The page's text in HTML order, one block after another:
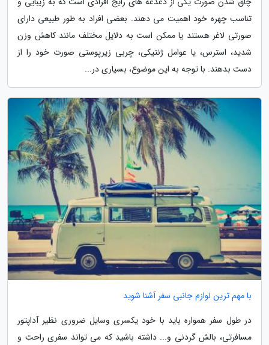
تناسب چهره خود اهمیت می دهند. بعضی افراد به طور طبیعی دارای
صورتی لاغر هستند یا ممکن است به دلایل مختلف مانند کاهش وزن
شدید، استرس، یا عوامل ژنتیکی، چربی زیرپوستی صورت خود را از
دست بدهند. با توجه به این موضوع، بسیاری در...
با مهم ترین لوازم جانبی سفر آشنا شوید
در طول سفر همواره باید با خود یکسری وسایل ضروری نظیر آداپتور
مسافرتی، بالش گردنی و... داشته باشید که می تواند سفری راحت و